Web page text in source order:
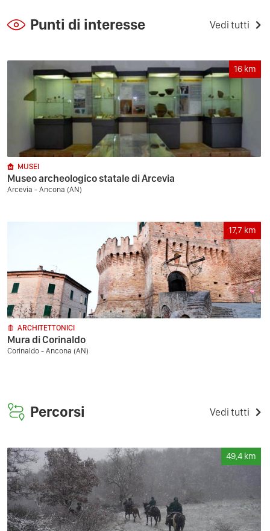
Punti di interesse Vedi tutti
16 km
MUSEI
Museo archeologico statale di Arcevia
Arcevia - Ancona (AN)
17,7 km
ARCHITETTONICI
Mura di Corinaldo
Corinaldo - Ancona (AN)
Percorsi Vedi tutti
49,4 km